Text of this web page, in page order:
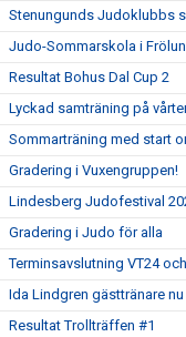
Stenungunds Judoklubbs
Judo-Sommarskola i
Resultat Bohus Dal Cup 2
Lyckad samträning på
Sommarträning med start
Gradering i Vuxengruppen!
Lindesberg Judofestival
Gradering i Judo för alla
Terminsavslutning VT24
Ida Lindgren gästtränare
Resultat Trollträffen #1